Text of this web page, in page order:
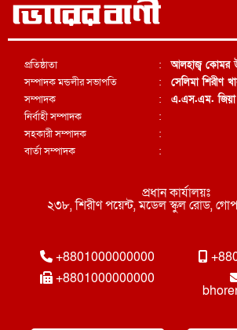
প্রতিষ্ঠাতা
সম্পাদক মন্ডলীর সভাপতি
সম্পাদক
নির্বাহী সম্পাদক
সহকারী সম্পাদক
বার্তা সম্পাদক
:
:
:
:
:
:
আলহাজ্ব কোমর
সেলিমা শিরীণ
এ.এস.এম. জিয়া
প্রধান কার্যালয়ঃ
২৩৮, শিরীণ পয়েন্ট, মডেল স্কুল রোড,
+8801000000000
+8801000000000